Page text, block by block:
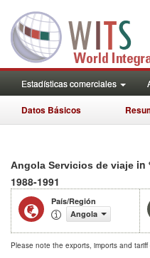
Estadísticas comerciales
Datos Básicos
Angola Servicios de viaje in
1988-1991
País/Región
Angola
Please note the exports, imports and